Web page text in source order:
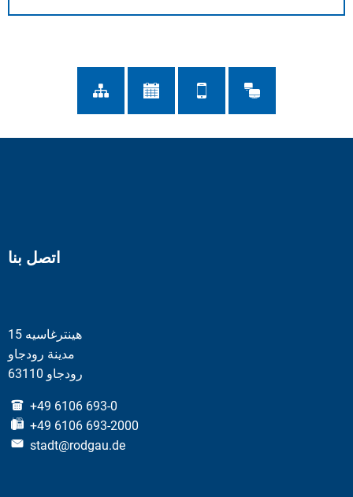
اتصل بنا
هينترغاسيه 15
مدينة رودجاو
63110 رودجاو
+49 6106 693-0
+49 6106 693-2000
stadt@rodgau.de